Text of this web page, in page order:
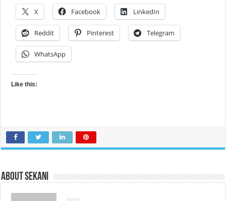
X Facebook LinkedIn
Reddit Pinterest Telegram
WhatsApp
Like this:
About sekani